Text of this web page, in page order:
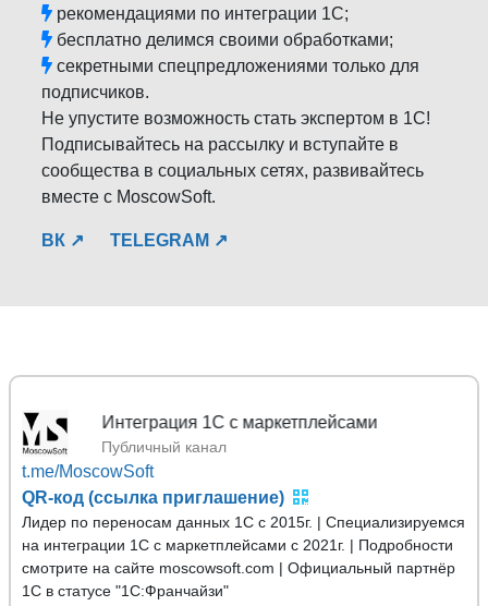
рекомендациями по интеграции 1С;
бесплатно делимся своими обработками;
секретными спецпредложениями только для
подписчиков.
Не упустите возможность стать экспертом в 1С!
Подписывайтесь на рассылку и вступайте в
сообщества в социальных сетях, развивайтесь
вместе с MoscowSoft.
ВК ↗ TELEGRAM ↗
Публичный канал
t.me/MoscowSoft
QR-код (ссылка приглашение)
Лидер по переносам данных 1С с 2015г. | Специализируемся
на интеграции 1С с маркетплейсами с 2021г. | Подробности
смотрите на сайте moscowsoft.com | Официальный партнёр
1С в статусе "1С:Франчайзи"